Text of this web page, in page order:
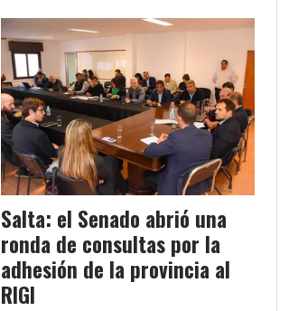
Salta: el Senado abrió una
ronda de consultas por la
adhesión de la provincia al
RIGI